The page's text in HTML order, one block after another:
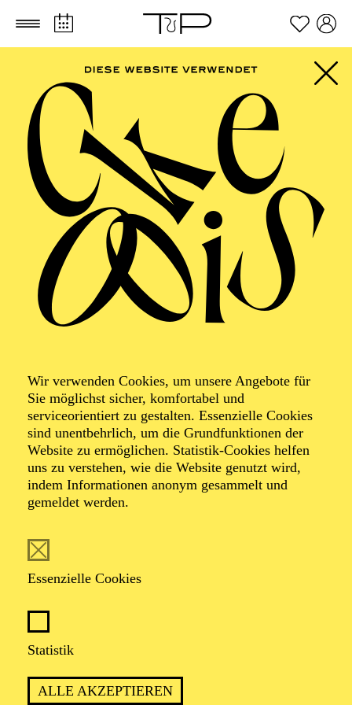
Zum Hauptinhalt springen Zum Footer springen
Wir verwenden Cookies, um unsere Angebote für
Sie möglichst sicher, komfortabel und
serviceorientiert zu gestalten. Essenzielle Cookies
sind unentbehrlich, um die Grundfunktionen der
Website zu ermöglichen. Statistik-Cookies helfen
uns zu verstehen, wie die Website genutzt wird,
indem Informationen anonym gesammelt und
gemeldet werden.
Essenzielle Cookies
Statistik
ALLE AKZEPTIEREN
Foto: Johan Sandberg
Armen Hakobyan
Intendant
zusammen mit Marek Tůma Intendant des Aalto Ballett
Ballettmeister beim Aalto Ballett Essen tätig. Er erhielt
Ausbildung an der Bulgarischen Ballettschule in Sofia
fort. Auf ein erstes Engagement als Solist beim Ballett